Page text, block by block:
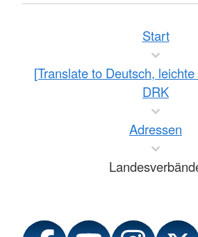
Start
[Translate to Deutsch,
DRK
Adressen